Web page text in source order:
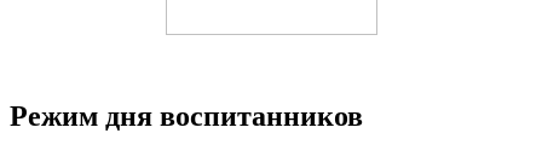
Режим дня воспитанников